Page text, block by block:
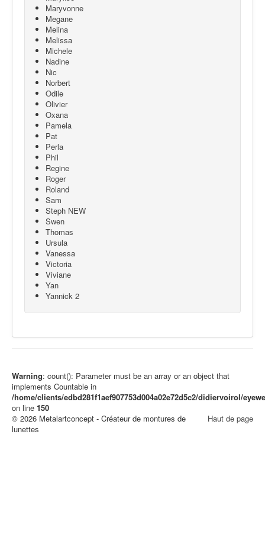
Maryvonne
Megane
Melina
Melissa
Michele
Nadine
Nic
Norbert
Odile
Olivier
Oxana
Pamela
Pat
Perla
Phil
Regine
Roger
Roland
Sam
Steph NEW
Swen
Thomas
Ursula
Vanessa
Victoria
Viviane
Yan
Yannick 2
Warning: count(): Parameter must be an array or an object that
implements Countable in
/home/clients/edbd281f1aef907753d004a02e72d5c2/didiervoirol/
on line 150
Haut de page
© 2026 Metalartconcept - Créateur de montures de
lunettes